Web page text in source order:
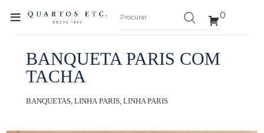
0
BANQUETA PARIS COM
TACHA
BANQUETAS, LINHA PARIS, LINHA PARIS